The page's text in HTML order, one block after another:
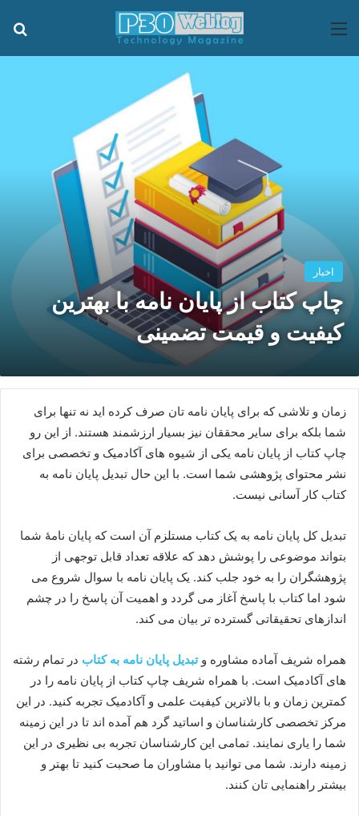
منو
اخبار
چاپ کتاب از پایان نامه با بهترین
کیفیت و قیمت تضمینی
زمان و تلاشی که برای پایان نامه تان صرف کرده اید نه تنها برای
شما بلکه برای سایر محققان نیز بسیار ارزشمند هستند. از این رو
چاپ کتاب از پایان نامه یکی از شیوه های آکادمیک و تخصصی برای
نشر محتوای پژوهشی شما است. با این حال تبدیل پایان نامه به
کتاب کار آسانی نیست.
تبدیل کل پایان نامه به یک کتاب مستلزم آن است که پایان نامۀ شما
بتواند موضوعی را پوشش دهد که علاقه تعداد قابل توجهی از
پژوهشگران را به خود جلب کند. یک پایان نامه با سوال شروع می
شود اما کتاب با پاسخ آغاز می گردد و اهمیت آن پاسخ را در چشم
اندازهای تحقیقاتی گسترده تر بیان می کند.
همراه شریف آماده مشاوره وتبدیل پایان نامه به کتاب در تمام رشته
های آکادمیک است. با همراه شریف چاپ کتاب از پایان نامه را در
کمترین زمان و با بالاترین کیفیت علمی و آکادمیک تجربه کنید. در این
مرکز تخصصی کارشناسان و اساتید گرد هم آمده اند تا در این زمینه
شما را یاری نمایند. تمامی این کارشناسان تجربه بی نظیری در این
زمینه دارند. شما می توانید با مشاوران ما صحبت کنید تا بهتر و
بیشتر راهنمایی تان کنند.